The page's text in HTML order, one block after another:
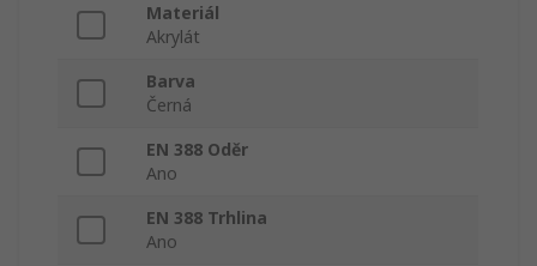
Materiál
Akrylát
Barva
Černá
EN 388 Oděr
Ano
EN 388 Trhlina
Ano